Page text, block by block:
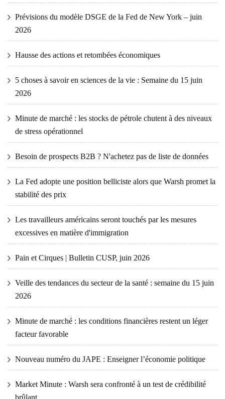
Prévisions du modèle DSGE de la Fed de New York – juin
2026
Hausse des actions et retombées économiques
5 choses à savoir en sciences de la vie : Semaine du 15 juin
2026
Minute de marché : les stocks de pétrole chutent à des niveaux
de stress opérationnel
Besoin de prospects B2B ? N'achetez pas de liste de données
La Fed adopte une position belliciste alors que Warsh promet la
stabilité des prix
Les travailleurs américains seront touchés par les mesures
excessives en matière d'immigration
Pain et Cirques | Bulletin CUSP, juin 2026
Veille des tendances du secteur de la santé : semaine du 15 juin
2026
Minute de marché : les conditions financières restent un léger
facteur favorable
Nouveau numéro du JAPE : Enseigner l’économie politique
Market Minute : Warsh sera confronté à un test de crédibilité
brûlant